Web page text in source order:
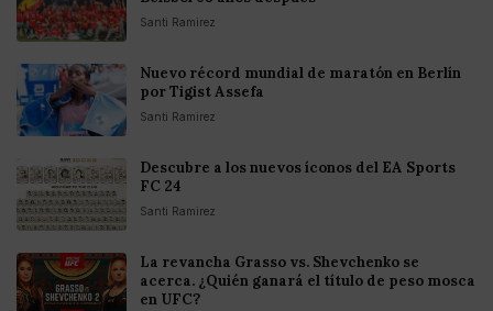
Santi Ramirez
Nuevo récord mundial de maratón en Berlín
por Tigist Assefa
Santi Ramirez
Descubre a los nuevos íconos del EA Sports
FC 24
Santi Ramirez
La revancha Grasso vs. Shevchenko se
acerca. ¿Quién ganará el título de peso mosca
en UFC?